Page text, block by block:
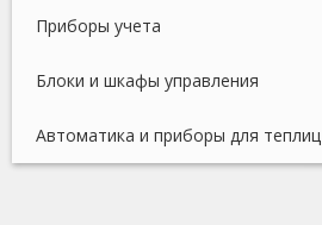
Приборы учета
Блоки и шкафы управления
Автоматика и приборы для теплиц